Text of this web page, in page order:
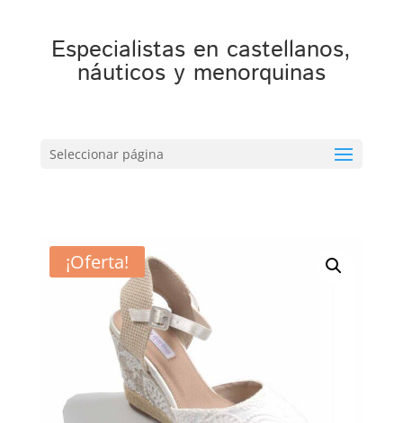
Especialistas en castellanos,
náuticos y menorquinas
Seleccionar página
¡Oferta!